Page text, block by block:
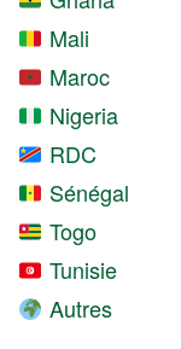
Mali
Maroc
Nigeria
RDC
Sénégal
Togo
Tunisie
Autres